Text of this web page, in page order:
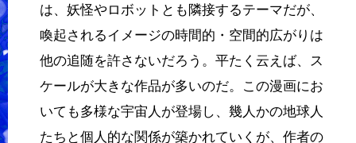
は、妖怪やロボットとも隣接するテーマだが、
喚起されるイメージの時間的・空間的広がりは
他の追随を許さないだろう。平たく云えば、ス
ケールが大きな作品が多いのだ。この漫画にお
いても多様な宇宙人が登場し、幾人かの地球人
たちと個人的な関係が築かれていくが、作者の